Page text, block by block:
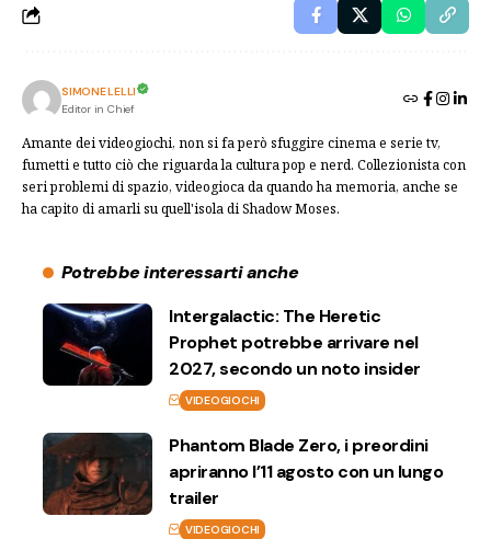
SIMONE LELLI
Editor in Chief
Amante dei videogiochi, non si fa però sfuggire cinema e serie tv,
fumetti e tutto ciò che riguarda la cultura pop e nerd. Collezionista con
seri problemi di spazio, videogioca da quando ha memoria, anche se
ha capito di amarli su quell'isola di Shadow Moses.
Potrebbe interessarti anche
Intergalactic: The Heretic
Prophet potrebbe arrivare nel
2027, secondo un noto insider
VIDEOGIOCHI
Phantom Blade Zero, i preordini
apriranno l’11 agosto con un lungo
trailer
VIDEOGIOCHI